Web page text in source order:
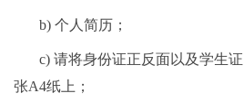
b) 个人简历；
c) 请将身份证正反面以及学生
张A4纸上；